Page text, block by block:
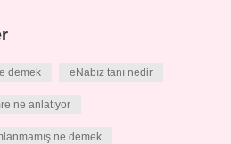
demek eNabız tanı nedir
ne anlatıyor
ne demek